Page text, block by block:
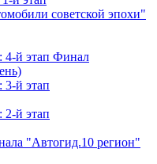
советской эпохи"
4-й этап Финал
3-й этап
2-й этап
"Автогид.10 регион"